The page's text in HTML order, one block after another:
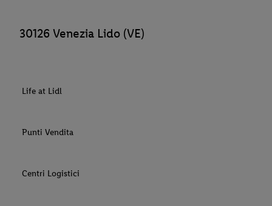
30126 Venezia Lido (VE)
Life at Lidl
Punti Vendita
Centri Logistici